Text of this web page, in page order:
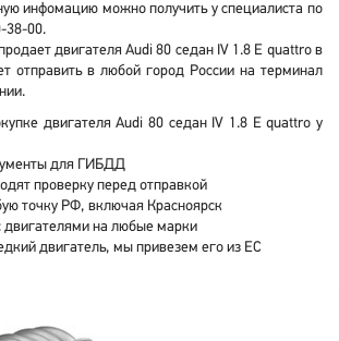
инфомацию можно получить у специалиста по
38-00.
двигателя Audi 80 седан IV 1.8 E quattro в
отправить в любой город России на терминал
двигателя Audi 80 седан IV 1.8 E quattro у
для ГИБДД
проверку перед отправкой
точку РФ, включая Красноярск
двигателями на любые марки
двигатель, мы привезем его из ЕС